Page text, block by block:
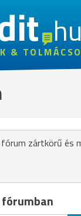
hu
&
zártkörű és
fórumban